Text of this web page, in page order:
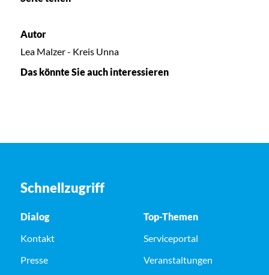
Autor
Lea Malzer - Kreis Unna
Das könnte Sie auch interessieren
Schnellzugriff
Dialog
Kontakt
Presse
Top-Themen
Serviceportal
Veranstaltungen